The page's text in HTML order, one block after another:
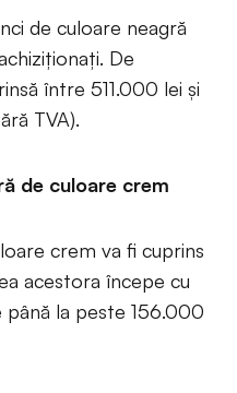
de culoare neagră
De
între 511.000 lei și
TVA).
de culoare crem
crem va fi cuprins
acestora începe cu
la peste 156.000